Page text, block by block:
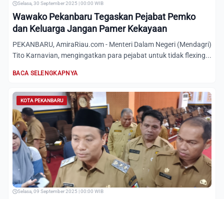
Selasa, 30 September 2025 | 00:00 WIB
Wawako Pekanbaru Tegaskan Pejabat Pemko
dan Keluarga Jangan Pamer Kekayaan
PEKANBARU, AmiraRiau.com - Menteri Dalam Negeri (Mendagri)
Tito Karnavian, mengingatkan para pejabat untuk tidak flexing...
BACA SELENGKAPNYA
KOTA PEKANBARU
Selasa, 09 September 2025 | 00:00 WIB